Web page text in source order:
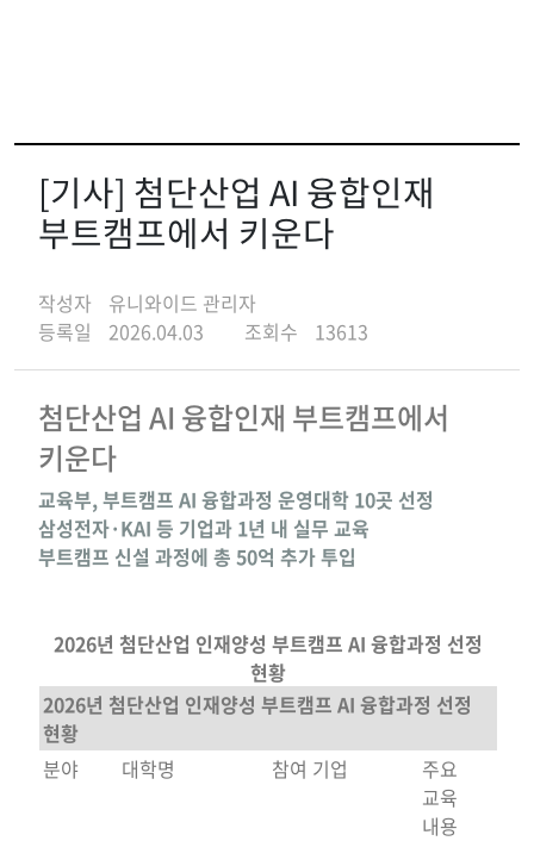
[기사] 첨단산업 AI 융합인재
부트캠프에서 키운다
작성자
유니와이드 관리자
등록일
2026.04.03 조회수 13613
첨단산업 AI 융합인재 부트캠프에서
키운다
교육부, 부트캠프 AI 융합과정 운영대학 10곳 선정
삼성전자·KAI 등 기업과 1년 내 실무 교육
부트캠프 신설 과정에 총 50억 추가 투입
2026년 첨단산업 인재양성 부트캠프 AI 융합과정 선정
현황
2026년 첨단산업 인재양성 부트캠프 AI 융합과정 선정
현황
분야
대학명 참여 기업
주요
교육
내용